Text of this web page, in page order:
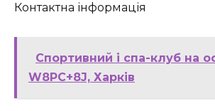
Контактна інформація
Спортивний і спа-клуб на
W8PC+8J, Харків